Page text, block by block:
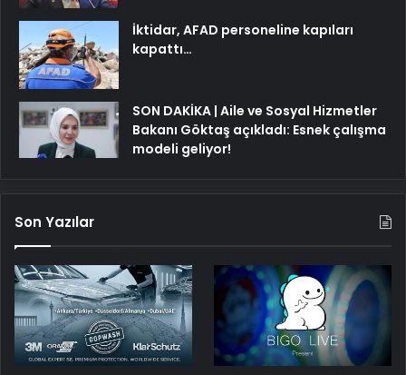
İktidar, AFAD personeline kapıları
kapattı…
SON DAKİKA | Aile ve Sosyal Hizmetler
Bakanı Göktaş açıkladı: Esnek çalışma
modeli geliyor!
Son Yazılar